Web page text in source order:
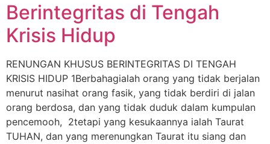
Berintegritas di Tengah
Krisis Hidup
RENUNGAN KHUSUS BERINTEGRITAS DI TENGAH
KRISIS HIDUP 1Berbahagialah orang yang tidak berjalan
menurut nasihat orang fasik, yang tidak berdiri di jalan
orang berdosa, dan yang tidak duduk dalam kumpulan
pencemooh, 2tetapi yang kesukaannya ialah Taurat
TUHAN, dan yang merenungkan Taurat itu siang dan